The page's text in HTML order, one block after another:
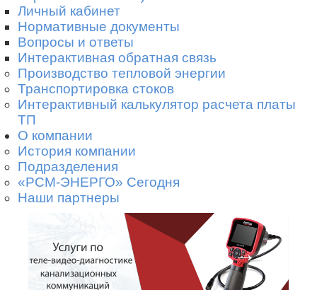
Личный кабинет
Нормативные документы
Вопросы и ответы
Интерактивная обратная связь
Производство тепловой энергии
Транспортировка стоков
Интерактивный калькулятор расчета платы
ТП
О компании
История компании
Подразделения
«РСМ-ЭНЕРГО» Сегодня
Наши партнеры
→
←